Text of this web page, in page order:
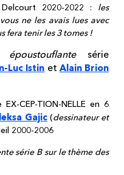
2020-2022 : les
ne les avais lues avec
fera tenir les 3 tomes !
époustouflantesérie
Luc Istin et Alain Brion
CEP-TION-NELLE en 6
Gajic(dessinateur et
2000-2006
série B sur le thème des